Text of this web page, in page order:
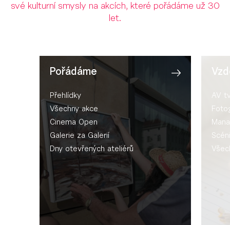
své kulturní smysly na akcích, které pořádáme už 30
let.
Pořádáme
Přehlídky
Všechny akce
Cinema Open
Galerie za Galerií
Dny otevřených ateliérů
AV